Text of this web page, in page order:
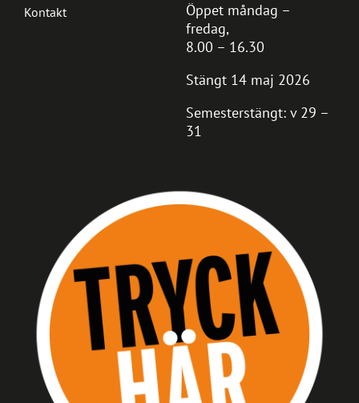
Öppet måndag –
fredag,
8.00 – 16.30
Stängt 14 maj 2026
Semesterstängt: v 29 –
31
Kontakt